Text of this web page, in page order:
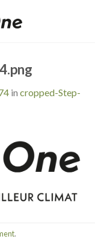
in cropped-Step-
.